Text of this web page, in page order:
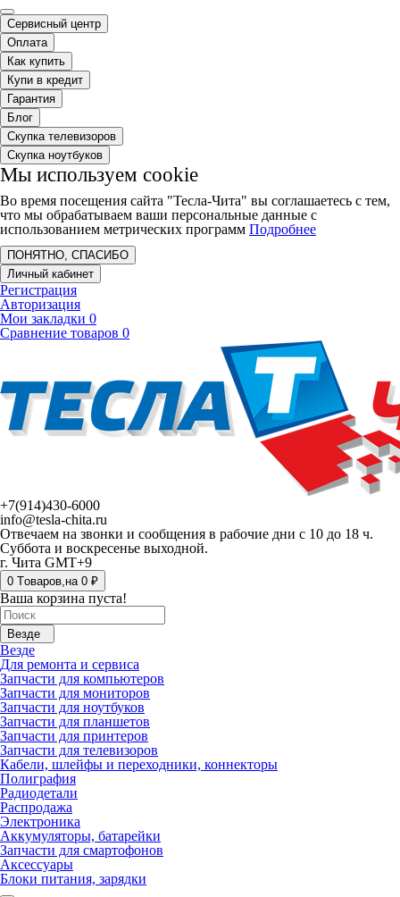
Сервисный центр
Оплата
Как купить
Купи в кредит
Гарантия
Блог
Скупка телевизоров
Скупка ноутбуков
Мы используем cookie
Во время посещения сайта "Тесла-Чита" вы соглашаетесь с тем,
что мы обрабатываем ваши персональные данные с
использованием метрических программ Подробнее
ПОНЯТНО, СПАСИБО
Личный кабинет
Регистрация
Авторизация
Мои закладки 0
Сравнение товаров 0
+7(914)430-6000
info@tesla-chita.ru
Отвечаем на звонки и сообщения в рабочие дни с 10 до 18 ч.
Суббота и воскресенье выходной.
г. Чита GMT+9
0 Tоваров,на 0 ₽
Ваша корзина пуста!
Везде
Везде
Для ремонта и сервиса
Запчасти для компьютеров
Запчасти для мониторов
Запчасти для ноутбуков
Запчасти для планшетов
Запчасти для принтеров
Запчасти для телевизоров
Кабели, шлейфы и переходники, коннекторы
Полиграфия
Радиодетали
Распродажа
Электроника
Аккумуляторы, батарейки
Запчасти для смартофонов
Аксессуары
Блоки питания, зарядки